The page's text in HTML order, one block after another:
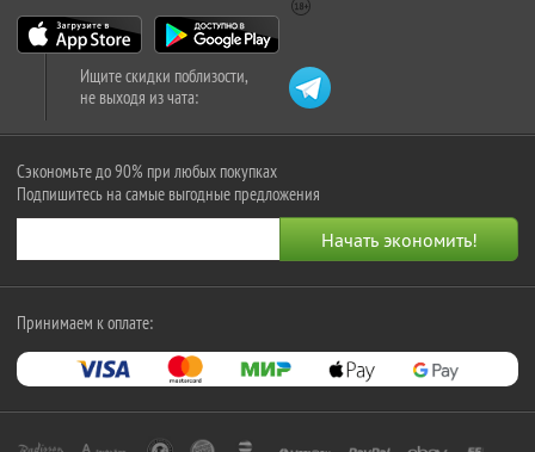
Ищите скидки поблизости,
не выходя из чата:
Сэкономьте до 90% при любых покупках
Подпишитесь на самые выгодные предложения
Принимаем к оплате: